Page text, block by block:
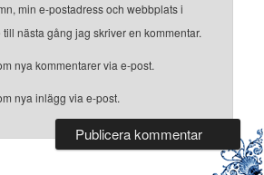
min e-postadress och webbplats i
nästa gång jag skriver en kommentar.
nya kommentarer via e-post.
nya inlägg via e-post.